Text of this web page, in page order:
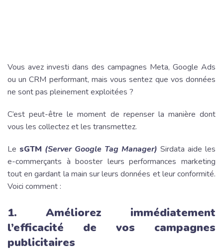
Vous avez investi dans des campagnes Meta, Google Ads
ou un CRM performant, mais vous sentez que vos données
ne sont pas pleinement exploitées ?
C’est peut-être le moment de repenser la manière dont
vous les collectez et les transmettez.
Le sGTM (Server Google Tag Manager) Sirdata aide les
e-commerçants à booster leurs performances marketing
tout en gardant la main sur leurs données et leur conformité.
Voici comment :
1. Améliorez immédiatement
l’efficacité de vos campagnes
publicitaires